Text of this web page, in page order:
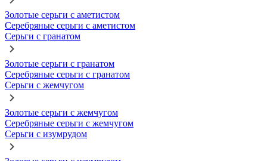
Золотые серьги с аметистом
Серебряные серьги с аметистом
Серьги с гранатом
Золотые серьги с гранатом
Серебряные серьги с гранатом
Серьги с жемчугом
Золотые серьги с жемчугом
Серебряные серьги с жемчугом
Серьги с изумрудом